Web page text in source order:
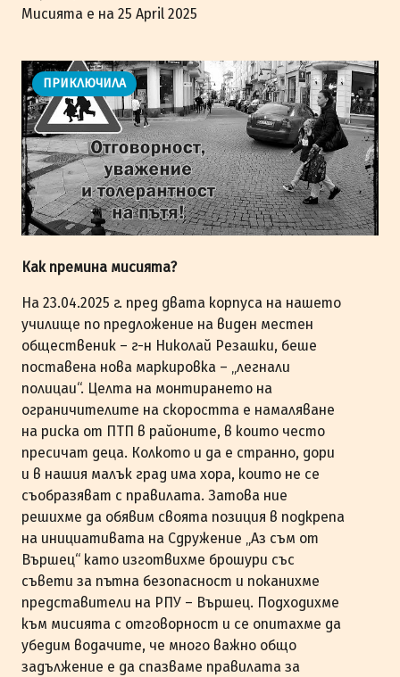
Мисията е на 25 April 2025
ПРИКЛЮЧИЛА
Как премина мисията?
На 23.04.2025 г. пред двата корпуса на нашето
училище по предложение на виден местен
общественик – г-н Николай Резашки, беше
поставена нова маркировка – „легнали
полицаи“. Целта на монтирането на
ограничителите на скоростта е намаляване
на риска от ПТП в районите, в които често
пресичат деца. Колкото и да е странно, дори
и в нашия малък град има хора, които не се
съобразяват с правилата. Затова ние
решихме да обявим своята позиция в подкрепа
на инициативата на Сдружение „Аз съм от
Вършец“ като изготвихме брошури със
съвети за пътна безопасност и поканихме
представители на РПУ – Вършец. Подходихме
към мисията с отговорност и се опитахме да
убедим водачите, че много важно общо
задължение е да спазваме правилата за